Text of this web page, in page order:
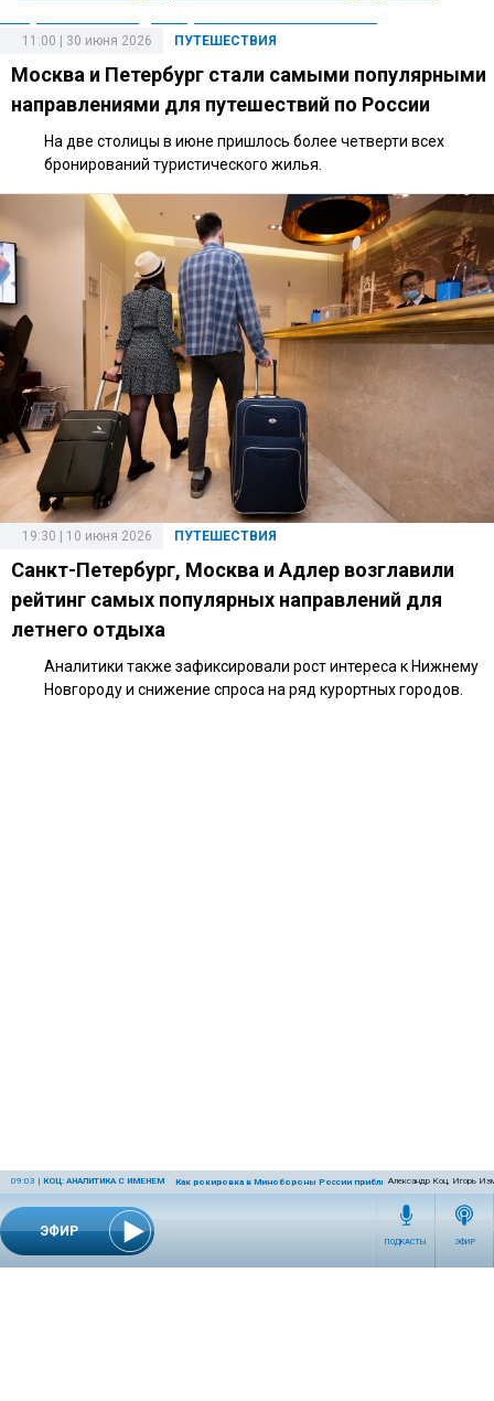
ЭФИР
09:03 | КОЦ: АНАЛИТИКА С ИМЕНЕМ Как рокировка в Минобороны России приблизит победу
Александр Коц, Игорь
ПОДКАСТЫ ЭФИР
ПУТЕШЕСТВИЯ
11:00 | 30 июня 2026
Москва и Петербург стали самыми популярными
направлениями для путешествий по России
На две столицы в июне пришлось более четверти всех
бронирований туристического жилья.
ПУТЕШЕСТВИЯ
19:30 | 10 июня 2026
Санкт-Петербург, Москва и Адлер возглавили
рейтинг самых популярных направлений для
летнего отдыха
Аналитики также зафиксировали рост интереса к Нижнему
Новгороду и снижение спроса на ряд курортных городов.